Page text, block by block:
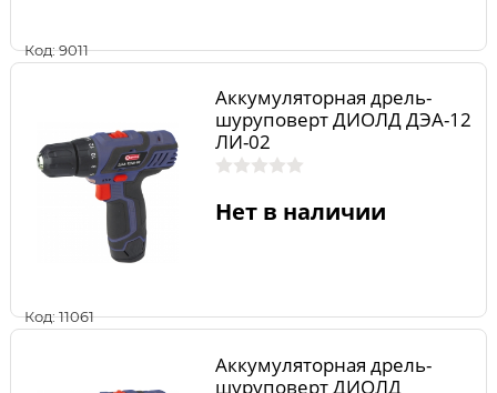
Код: 9011
Код: 11061
Аккумуляторная дрель-
шуруповерт ДИОЛД ДЭА-12
ЛИ-02
Нет в наличии
Аккумуляторная дрель-
шуруповерт ДИОЛД